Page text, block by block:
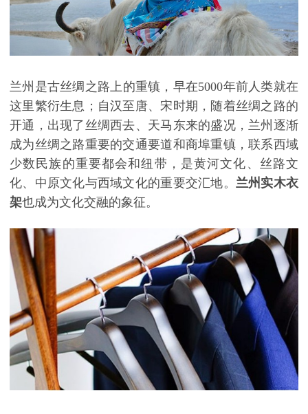
兰州是古丝绸之路上的重镇，早在5000年前人类就在
这里繁衍生息；自汉至唐、宋时期，随着丝绸之路的
开通，出现了丝绸西去、天马东来的盛况，兰州逐渐
成为丝绸之路重要的交通要道和商埠重镇，联系西域
少数民族的重要都会和纽带，是黄河文化、丝路文
化、中原文化与西域文化的重要交汇地。 兰州实木衣
架也成为文化交融的象征。